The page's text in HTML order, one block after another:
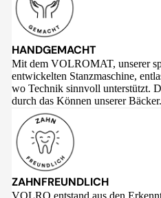
HANDGEMACHT
Mit dem VOLROMAT, unserer
entwickelten Stanzmaschine,
wo Technik sinnvoll unterstützt.
durch das Können unserer Bäcker.
ZAHNFREUNDLICH
VOLRO entstand aus den